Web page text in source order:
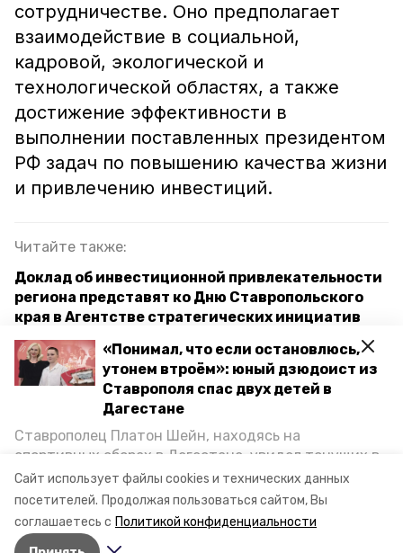
Сайт использует файлы cookies и технических данных
посетителей. Продолжая пользоваться сайтом, Вы
соглашаетесь с Политикой конфиденциальности
«Понимал, что если остановлюсь,
утонем втроём»: юный дзюдоист из
Ставрополя спас двух детей в
Дагестане
Ставрополец Платон Шейн, находясь на
спортивных сборах в Дегестане, увидел тонущих в
Каспийском море детей и бросился на помощь. По
возвращении домой, отважного мальчика
пригласили в министерство образования края и
наградили. Корреспондент «Победы26» пообщался
сотрудничестве. Оно предполагает
взаимодействие в социальной,
кадровой, экологической и
технологической областях, а также
достижение эффективности в
выполнении поставленных президентом
РФ задач по повышению качества жизни
и привлечению инвестиций.
Читайте также:
Доклад об инвестиционной привлекательности
региона представят ко Дню Ставропольского
края в Агентстве стратегических инициатив
Агентство стратегических инициатив высоко
оценило эффективность работы Ставрополья по
привлечению инвестиций
ставропольский край день края москва
губернатор владимир владимиров
Авторы: Юлия Яковенко